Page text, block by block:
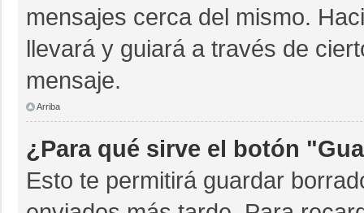
mensajes cerca del mismo.
llevará y guiará a través de
mensaje.
Arriba
¿Para qué sirve el botón
Esto te permitirá guardar